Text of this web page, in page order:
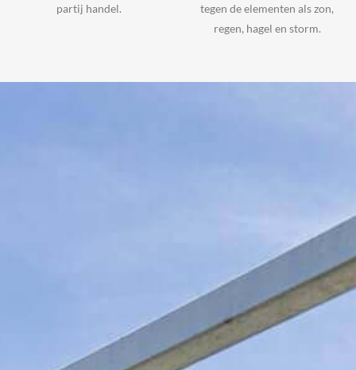
partij handel.
tegen de elementen als zon,
regen, hagel en storm.